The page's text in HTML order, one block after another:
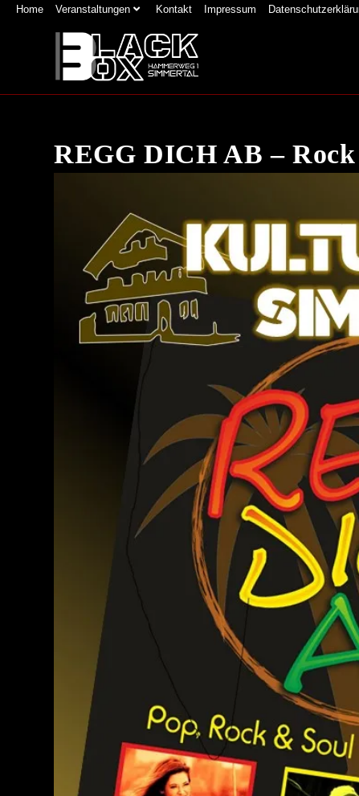
ZumHome Veranstaltungen Kontakt Impressum
REGG DICH AB –